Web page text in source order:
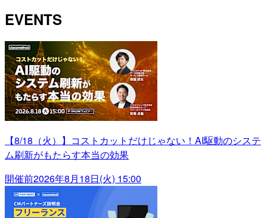
EVENTS
【8/18（火）】コストカットだけじゃない！AI駆動のシステ
ム刷新がもたらす本当の効果
開催前2026年8月18日(火) 15:00